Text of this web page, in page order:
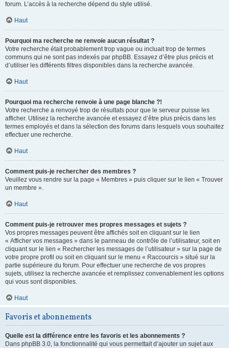
forum. L’accès à la recherche dépend du style utilisé.
Haut
Pourquoi ma recherche ne renvoie aucun résultat ?
Votre recherche était probablement trop vague ou incluait trop de termes
communs qui ne sont pas indexés par phpBB. Essayez d’être plus précis et
d’utiliser les différents filtres disponibles dans la recherche avancée.
Haut
Pourquoi ma recherche renvoie à une page blanche ?!
Votre recherche a renvoyé trop de résultats pour que le serveur puisse les
afficher. Utilisez la recherche avancée et essayez d’être plus précis dans les
termes employés et dans la sélection des forums dans lesquels vous souhaitez
effectuer une recherche.
Haut
Comment puis-je rechercher des membres ?
Veuillez vous rendre sur la page « Membres » puis cliquer sur le lien « Trouver
un membre ».
Haut
Comment puis-je retrouver mes propres messages et sujets ?
Vos propres messages peuvent être affichés soit en cliquant sur le lien
« Afficher vos messages » dans le panneau de contrôle de l’utilisateur, soit en
cliquant sur le lien « Rechercher les messages de l’utilisateur » sur la page de
votre propre profil ou soit en cliquant sur le menu « Raccourcis » situé sur la
partie supérieure du forum. Pour effectuer une recherche de vos propres
sujets, utilisez la recherche avancée et remplissez convenablement les options
qui vous sont disponibles.
Haut
Favoris et abonnements
Quelle est la différence entre les favoris et les abonnements ?
Dans phpBB 3.0, la fonctionnalité qui vous permettait d’ajouter un sujet aux